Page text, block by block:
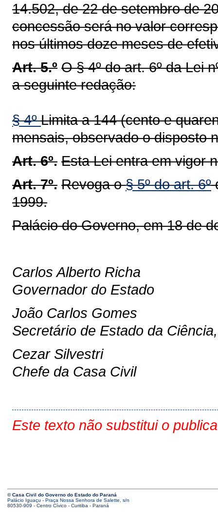
14.502, de 22 de setembro de
concessão será no valor
nos últimos doze meses de
Art. 5.º O § 4º do art. 6º da Lei
a seguinte redação:
§ 4ºLimita a 144 (cento e
mensais, observado o disposto
Art. 6º. Esta Lei entra em vigor
Art. 7º. Revoga o§ 5º do art. 6º
1999.
Palácio do Governo, em 18 de
Carlos Alberto Richa
Governador do Estado
João Carlos Gomes
Secretário de Estado da
Cezar Silvestri
Chefe da Casa Civil
Este texto não substitui o
© Casa Civil do Governo do Estado do Paraná
Palácio Iguaçu - Praça Nossa Senhora de Salette, s/n
80530-909 - Centro Cívico - Curitiba - Paraná